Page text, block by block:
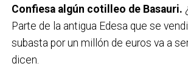
Confiesa algún cotilleo de Basauri.
Parte de la antigua Edesa que se
subasta por un millón de euros va a
dicen.